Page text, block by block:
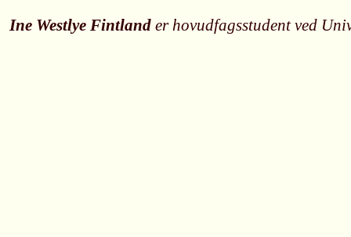
Ine Westlye Fintland er hovudfagsstudent ved